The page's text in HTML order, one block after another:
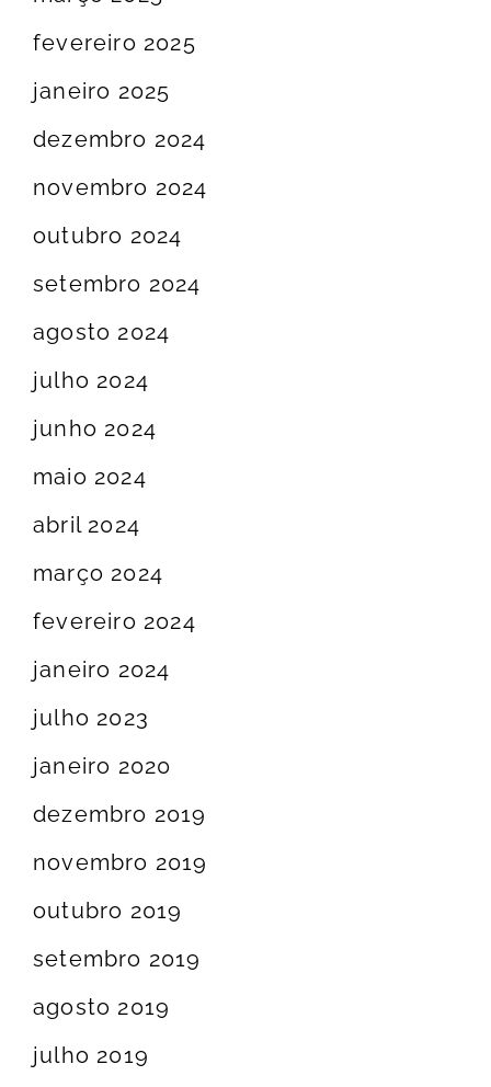
fevereiro 2025
janeiro 2025
dezembro 2024
novembro 2024
outubro 2024
setembro 2024
agosto 2024
julho 2024
junho 2024
maio 2024
abril 2024
março 2024
fevereiro 2024
janeiro 2024
julho 2023
janeiro 2020
dezembro 2019
novembro 2019
outubro 2019
setembro 2019
agosto 2019
julho 2019